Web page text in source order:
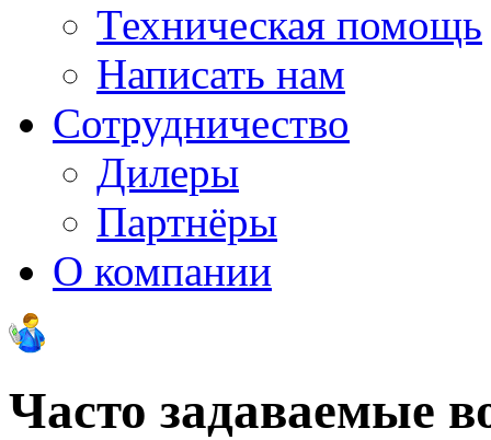
Техническая помощь
Написать нам
Сотрудничество
Дилеры
Партнёры
О компании
Часто задаваемые